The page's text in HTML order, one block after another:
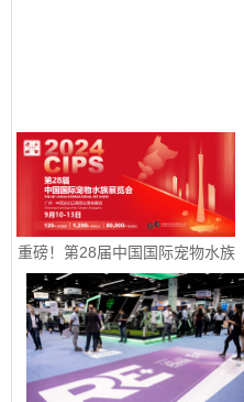
重磅！第28届中国国际宠物水族
展览会定档9月10-13日